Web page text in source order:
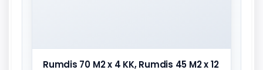
Rumdis 70 M2 x 4 KK, Rumdis 45 M2 x 12